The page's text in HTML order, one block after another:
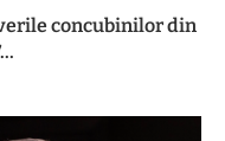
concubinilor din